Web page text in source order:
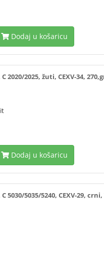
Dodaj u košaricu
2020/2025, žuti, CEXV-34,
Dodaj u košaricu
5030/5035/5240, CEXV-29, crni,